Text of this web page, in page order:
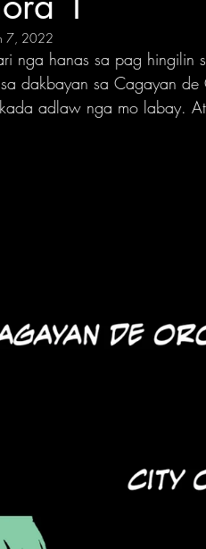
Horror
Thriller Fantasy
7, 2022
nga hanas sa pag
dakbayan sa Cagayan
adlaw nga mo labay.